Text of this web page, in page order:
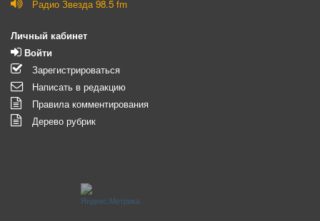
Радио Звезда 98.5 fm
Личный кабинет
Войти
Зарегистрироваться
Написать в редакцию
Правила комментирования
Дерево рубрик